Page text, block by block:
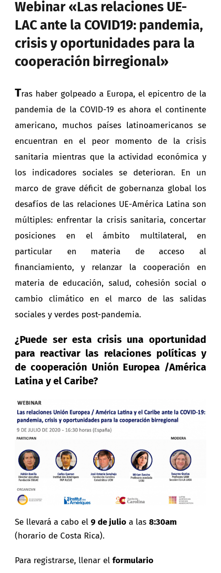
Webinar «Las relaciones UE-
LAC ante la COVID19: pandemia,
crisis y oportunidades para la
cooperación birregional»
Tras haber golpeado a Europa, el epicentro de la
pandemia de la COVID-19 es ahora el continente
americano, muchos países latinoamericanos se
encuentran en el peor momento de la crisis
sanitaria mientras que la actividad económica y
los indicadores sociales se deterioran. En un
marco de grave déficit de gobernanza global los
desafíos de las relaciones UE-América Latina son
múltiples: enfrentar la crisis sanitaria, concertar
posiciones en el ámbito multilateral, en
particular en materia de acceso al
financiamiento, y relanzar la cooperación en
materia de educación, salud, cohesión social o
cambio climático en el marco de las salidas
sociales y verdes post-pandemia.
¿Puede ser esta crisis una oportunidad
para reactivar las relaciones políticas y
de cooperación Unión Europea /América
Latina y el Caribe?
Se llevará a cabo el 9 de julio a las 8:30am
(horario de Costa Rica).
Para registrarse, llenar el formulario